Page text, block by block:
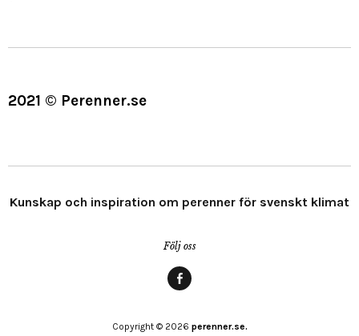
2021 © Perenner.se
Kunskap och inspiration om perenner för svenskt klimat
Följ oss
Copyright © 2026 perenner.se.